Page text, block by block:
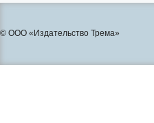
© ООО «Издательство Трема»